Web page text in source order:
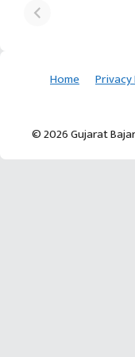
ખેડૂતની કમાલ
Home
© 2026 Gujarat